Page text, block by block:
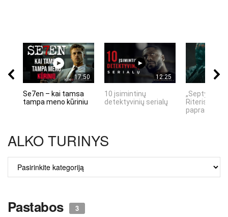
17:50
Se7en – kai tamsa
tampa meno kūriniu
12:25
10 įsimintinų
detektyvinių serialų
„Septynių
Riteris" – kai
ALKO TURINYS
ALKO
TURINYS
Pastabos 3